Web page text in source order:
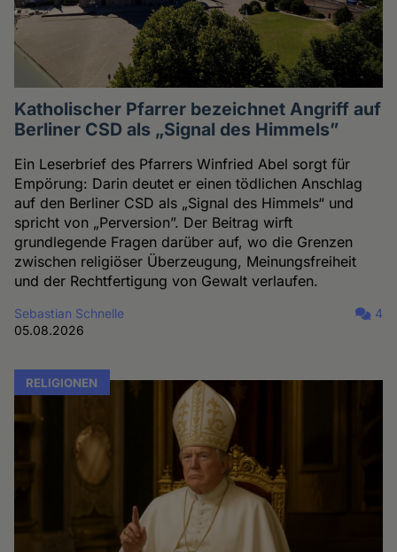
Katholischer Pfarrer bezeichnet Angriff auf
Berliner CSD als „Signal des Himmels”
Ein Leserbrief des Pfarrers Winfried Abel sorgt für
Empörung: Darin deutet er einen tödlichen Anschlag
auf den Berliner CSD als „Signal des Himmels“ und
spricht von „Perversion”. Der Beitrag wirft
grundlegende Fragen darüber auf, wo die Grenzen
zwischen religiöser Überzeugung, Meinungsfreiheit
und der Rechtfertigung von Gewalt verlaufen.
Sebastian Schnelle
05.08.2026
4
RELIGIONEN